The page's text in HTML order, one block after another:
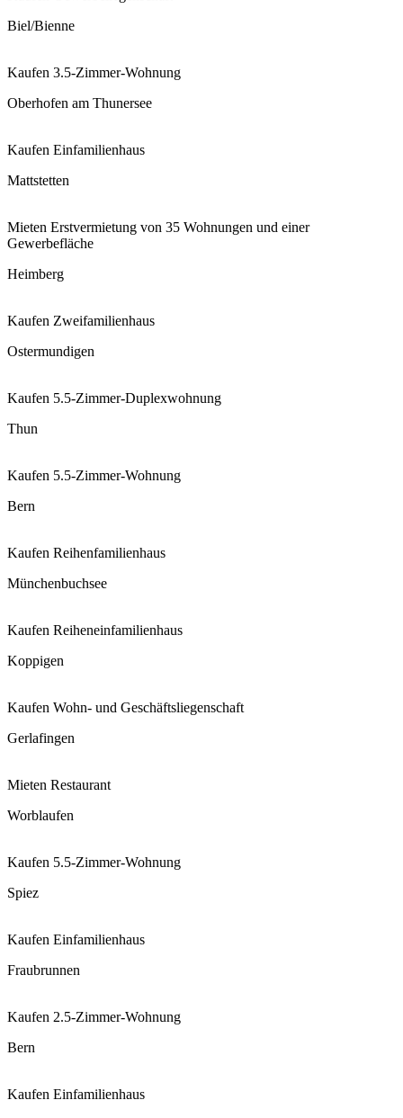
Biel/Bienne
Kaufen 3.5-Zimmer-Wohnung
Oberhofen am Thunersee
Kaufen Einfamilienhaus
Mattstetten
Mieten Erstvermietung von 35 Wohnungen und einer
Gewerbefläche
Heimberg
Kaufen Zweifamilienhaus
Ostermundigen
Kaufen 5.5-Zimmer-Duplexwohnung
Thun
Kaufen 5.5-Zimmer-Wohnung
Bern
Kaufen Reihenfamilienhaus
Münchenbuchsee
Kaufen Reiheneinfamilienhaus
Koppigen
Kaufen Wohn- und Geschäftsliegenschaft
Gerlafingen
Mieten Restaurant
Worblaufen
Kaufen 5.5-Zimmer-Wohnung
Spiez
Kaufen Einfamilienhaus
Fraubrunnen
Kaufen 2.5-Zimmer-Wohnung
Bern
Kaufen Einfamilienhaus